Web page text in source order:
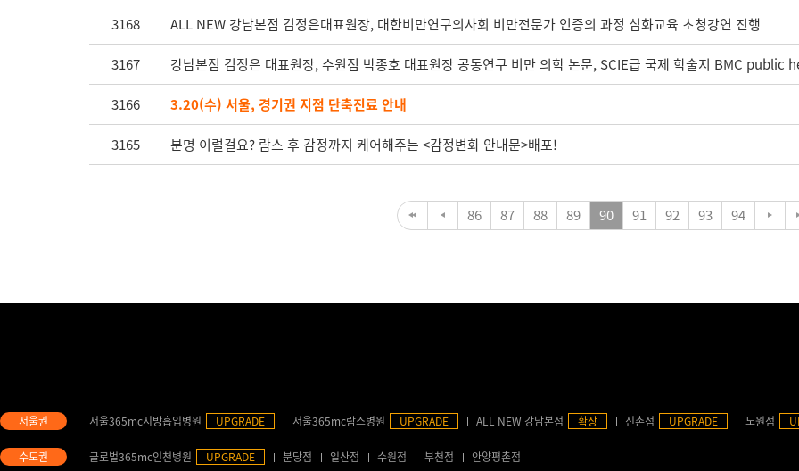
3168 ALL NEW 강남본점 김정은대표원장, 대한비만연구의사회 비만전문가 인증의 과정 심화교육 초청강연 진행
3167 강남본점 김정은 대표원장, 수원점 박종호 대표원장 공동연구 비만 의학 논문, SCIE급 국제 학술지 BMC public
3166 3.20(수) 서울, 경기권 지점 단축진료 안내
3165 분명 이럴걸요? 람스 후 감정까지 케어해주는 <감정변화 안내문>배포!
86 87 88 89 90 91 92 93 94
서울365mc지방흡입병원 UPGRADE 서울365mc람스병원 UPGRADE ALL NEW 강남본점 확장 신촌점 UPGRADE 노원점
글로벌365mc인천병원 UPGRADE 분당점 일산점 수원점 부천점 안양평촌점